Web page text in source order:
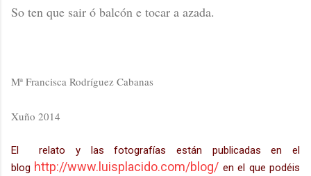
So ten que sair ó balcón e tocar a azada.
Mª Francisca Rodríguez Cabanas
Xuño 2014
El relato y las fotografías están publicadas en el
blog http://www.luisplacido.com/blog/ en el que podéis